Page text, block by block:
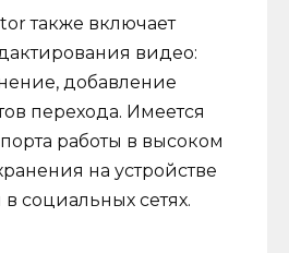
также включает
видео:
добавление
перехода. Имеется
работы в высоком
на устройстве
социальных сетях.